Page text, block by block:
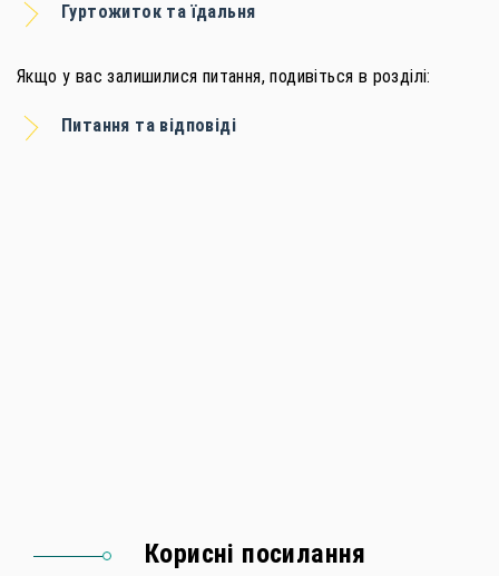
Гуртожиток та їдальня
Якщо у вас залишилися питання, подивіться в розділі:
Питання та відповіді
Корисні посилання